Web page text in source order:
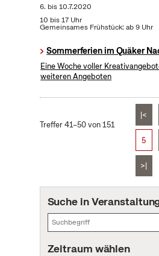
6. bis10.7.2020
10 bis 17 Uhr
Gemeinsames Frühstück: ab 9 Uhr
Sommerferien im Quäker
Eine Woche voller
weiteren Angeboten
Treffer 41–50 von 151
|<
5
>|
Suche in
Zeitraum wählen